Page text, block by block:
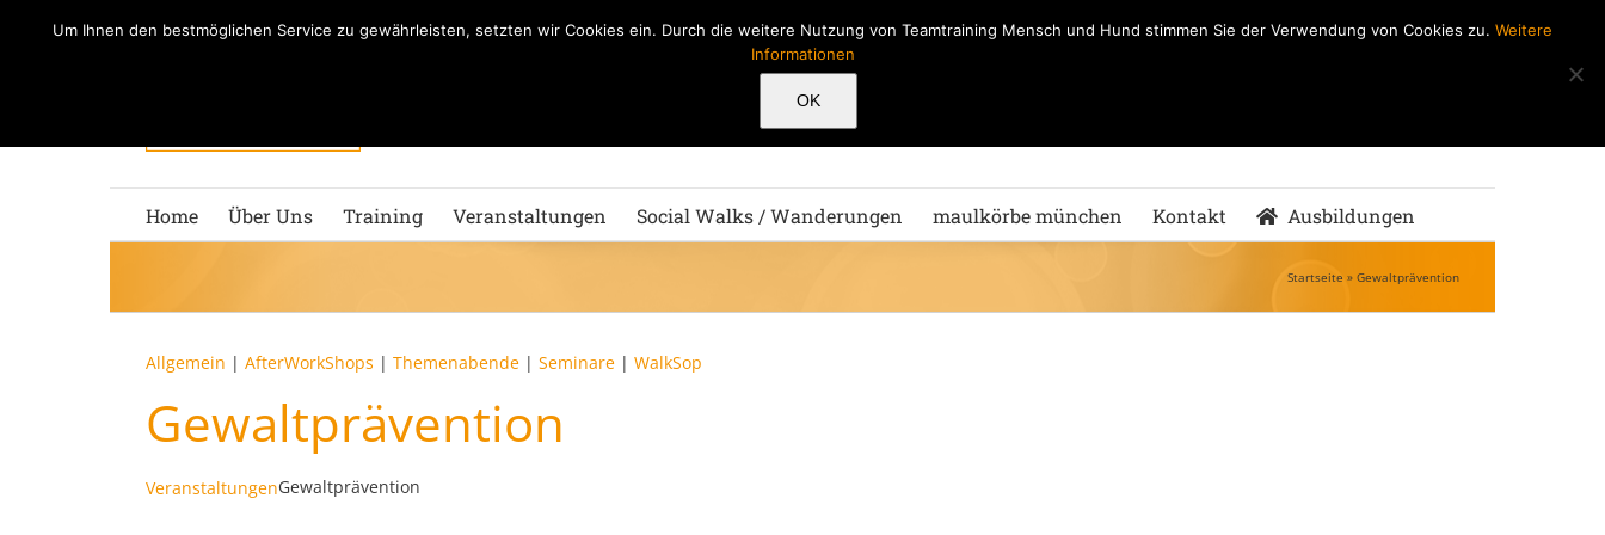
Home Über Uns Training Veranstaltungen Social Walks / Wanderungen maulkörbe münchen Kontakt Ausbildungen
Startseite » Gewaltprävention
Allgemein | AfterWorkShops | Themenabende | Seminare | WalkSop
Gewaltprävention
VeranstaltungenGewaltprävention
Um Ihnen den bestmöglichen Service zu gewährleisten, setzten wir Cookies ein. Durch die weitere Nutzung von Teamtraining Mensch und Hund stimmen Sie der Verwendung von Cookies zu. Weitere
Informationen
OK